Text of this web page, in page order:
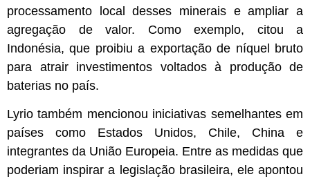
processamento local desses minerais e ampliar a
agregação de valor. Como exemplo, citou a
Indonésia, que proibiu a exportação de níquel bruto
para atrair investimentos voltados à produção de
baterias no país.
Lyrio também mencionou iniciativas semelhantes em
países como Estados Unidos, Chile, China e
integrantes da União Europeia. Entre as medidas que
poderiam inspirar a legislação brasileira, ele apontou